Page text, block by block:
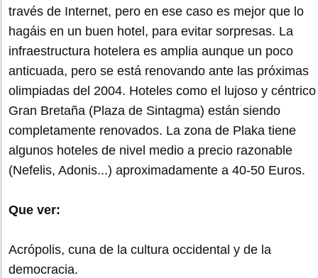
través de Internet, pero en ese caso es mejor que lo
hagáis en un buen hotel, para evitar sorpresas. La
infraestructura hotelera es amplia aunque un poco
anticuada, pero se está renovando ante las próximas
olimpiadas del 2004. Hoteles como el lujoso y céntrico
Gran Bretaña (Plaza de Sintagma) están siendo
completamente renovados. La zona de Plaka tiene
algunos hoteles de nivel medio a precio razonable
(Nefelis, Adonis...) aproximadamente a 40-50 Euros.
Que ver:
Acrópolis, cuna de la cultura occidental y de la
democracia.